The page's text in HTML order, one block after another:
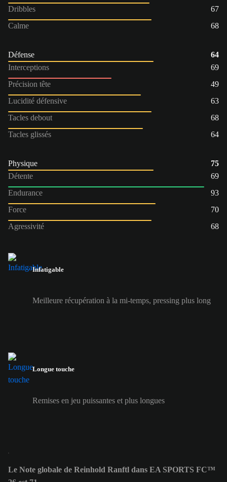
Dribbles
67
Calme
68
Défense
64
Interceptions
69
Précision tête
49
Lucidité défensive
63
Tacles debout
68
Tacles glissés
64
Physique
75
Détente
69
Endurance
93
Force
70
Agressivité
68
Infatigable
Meilleure récupération à la mi-temps, pressing plus long
Longue touche
Remises en jeu puissantes et plus longues
Le Note globale de Reinhold Ranftl dans EA SPORTS FC™